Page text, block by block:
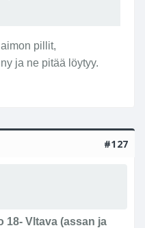
pillit,
ja ne pitää löytyy.
#127
18- Vltava (assan ja